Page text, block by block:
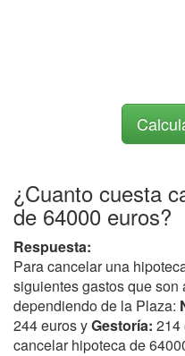
¿Cuanto cuesta
de 64000 euros?
Respuesta:
Para cancelar una
siguientes gastos que
dependiendo de la Plaza:
244 euros yGestoría: 214
cancelar hipoteca de